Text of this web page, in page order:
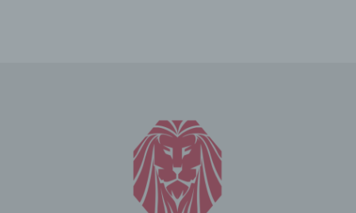
eigene Zwecke erhoben und gespeichert. Der für die
Verarbeitung Verantwortliche kann die Weitergabe an
einen oder mehrere Auftragsverarbeiter, beispielsweise
einen Paketdienstleister, veranlassen, der die
personenbezogenen Daten ebenfalls ausschließlich für
eine interne Verwendung, die dem für die Verarbeitung